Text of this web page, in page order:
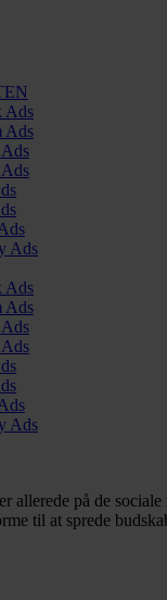
Ads
Ads
Ads
Ads
Ads
Ads
Ads
Ads
allerede på de
til at sprede